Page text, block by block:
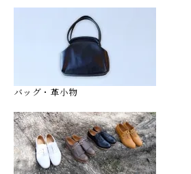
バッグ・革小物